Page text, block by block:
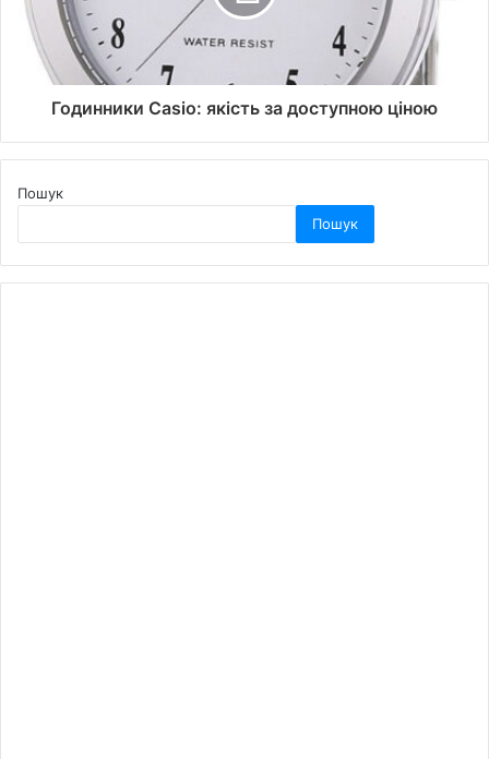
Годинники Casio: якість за доступною ціною
Пошук
Пошук